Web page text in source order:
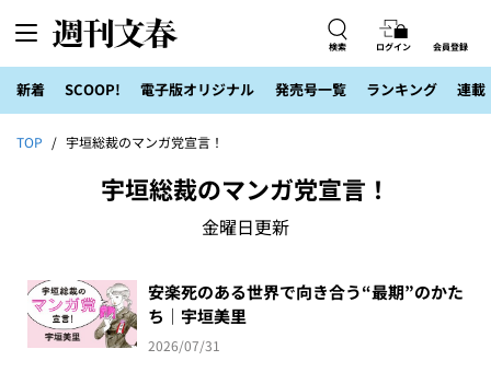
検索 ログイン 会員登録
新着 SCOOP! 電子版オリジナル 発売号一覧 ランキング 連載
TOP 宇垣総裁のマンガ党宣言！
宇垣総裁のマンガ党宣言！
金曜日更新
安楽死のある世界で向き合う“最期”のかた
ち｜宇垣美里
2026/07/31